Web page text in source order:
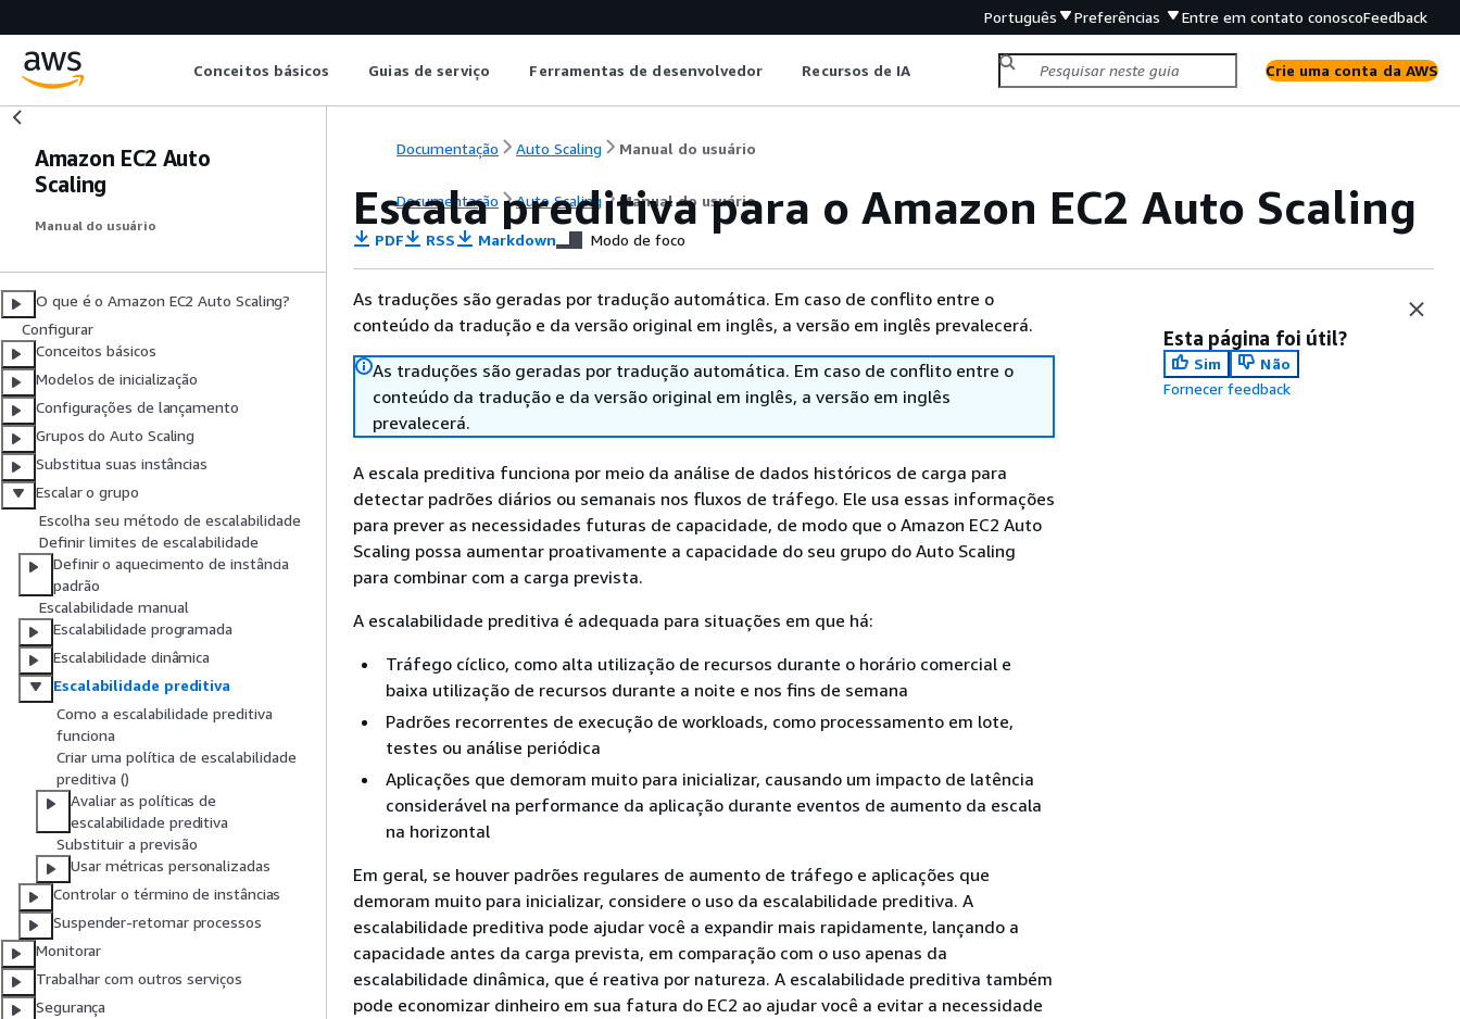
Português Preferências Entre em contato conoscoFeedback
Conceitos básicos Guias de serviço Ferramentas de desenvolvedor Recursos de IA Crie uma conta da AWS
Amazon EC2 Auto
Scaling
Manual do usuário
O que é o Amazon EC2 Auto Scaling?
Configurar
Conceitos básicos
Modelos de inicialização
Configurações de lançamento
Grupos do Auto Scaling
Substitua suas instâncias
Escalar o grupo
Escolha seu método de escalabilidade
Definir limites de escalabilidade
Definir o aquecimento de instância
padrão
Escalabilidade manual
Escalabilidade programada
Escalabilidade dinâmica
Escalabilidade preditiva
Como a escalabilidade preditiva
funciona
Criar uma política de escalabilidade
preditiva ()
Avaliar as políticas de
escalabilidade preditiva
Substituir a previsão
Usar métricas personalizadas
Controlar o término de instâncias
Suspender-retomar processos
Monitorar
Trabalhar com outros serviços
Segurança
Documentação Auto Scaling Manual do usuário
Documentação Auto Scaling Manual do usuário
Escala preditiva para o Amazon EC2 Auto Scaling
PDF RSS Markdown Modo de foco
As traduções são geradas por tradução automática. Em caso de conflito entre o
conteúdo da tradução e da versão original em inglês, a versão em inglês prevalecerá.
As traduções são geradas por tradução automática. Em caso de conflito entre o
conteúdo da tradução e da versão original em inglês, a versão em inglês
prevalecerá.
A escala preditiva funciona por meio da análise de dados históricos de carga para
detectar padrões diários ou semanais nos fluxos de tráfego. Ele usa essas informações
para prever as necessidades futuras de capacidade, de modo que o Amazon EC2 Auto
Scaling possa aumentar proativamente a capacidade do seu grupo do Auto Scaling
para combinar com a carga prevista.
A escalabilidade preditiva é adequada para situações em que há:
Tráfego cíclico, como alta utilização de recursos durante o horário comercial e
baixa utilização de recursos durante a noite e nos fins de semana
Padrões recorrentes de execução de workloads, como processamento em lote,
testes ou análise periódica
Aplicações que demoram muito para inicializar, causando um impacto de latência
considerável na performance da aplicação durante eventos de aumento da escala
na horizontal
Em geral, se houver padrões regulares de aumento de tráfego e aplicações que
demoram muito para inicializar, considere o uso da escalabilidade preditiva. A
escalabilidade preditiva pode ajudar você a expandir mais rapidamente, lançando a
capacidade antes da carga prevista, em comparação com o uso apenas da
escalabilidade dinâmica, que é reativa por natureza. A escalabilidade preditiva também
pode economizar dinheiro em sua fatura do EC2 ao ajudar você a evitar a necessidade
Esta página foi útil?
Sim
Não
Fornecer feedback